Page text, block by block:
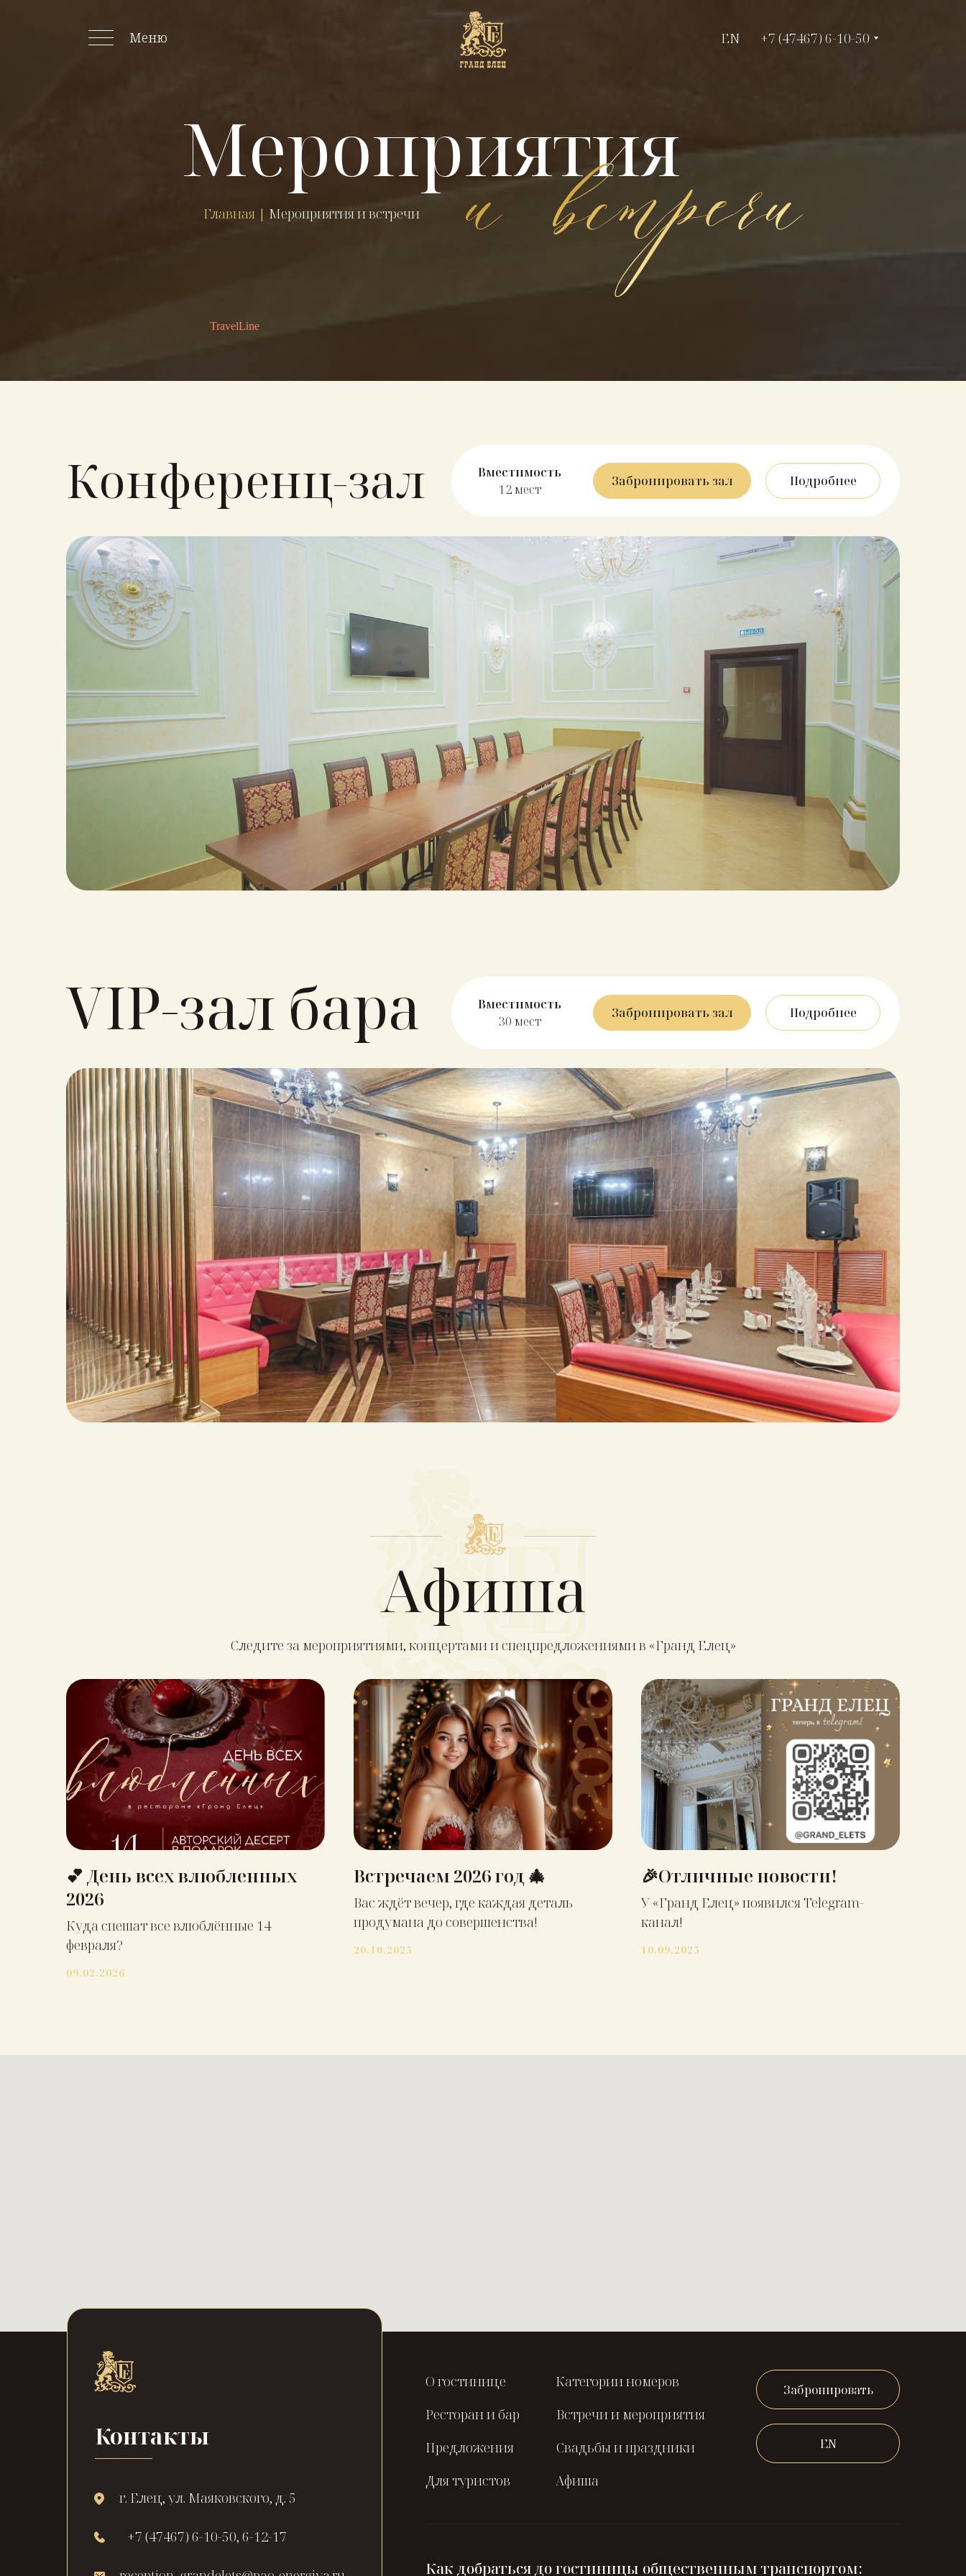
+7 (47467) 6-10-50
EN
Меню +7 (47467) 6-10-50
Главная | Мероприятия и встречи
Мероприятия
EN
TravelLine
Конференц-зал Подробнее
Забронировать зал
Вместимость
12 мест
VIP-зал бара Подробнее
Забронировать зал
Вместимость
30 мест
Афиша
Следите за мероприятиями, концертами и спецпредложениями в «Гранд Елец»
💕 День всех влюбленных
2026
Куда спешат все влюблённые 14
февраля?
09.02.2026
Встречаем 2026 год 🎄
Вас ждёт вечер, где каждая деталь
продумана до совершенства!
20.10.2025
🎉Отличные новости!
У «Гранд Елец» появился Telegram-
канал!
10.09.2025
Контакты
Как добраться до гостиницы общественным транспортом:
г. Елец, ул. Маяковского, д. 5
+7 (47467) 6-10-50, 6-12-17
О гостинице Категории номеров
Предложения
Ресторан и бар
Встречи и мероприятия
Свадьбы и праздники
Для туристов
Афиша
Забронировать
EN